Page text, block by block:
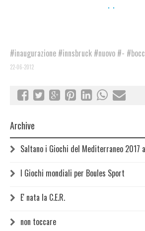
#inaugurazione #innsbruck #nuovo #-
22-06-2012
Archive
Saltano i Giochi del Mediterraneo 2017
I Giochi mondiali per Boules Sport
E' nata la C.E.R.
non toccare